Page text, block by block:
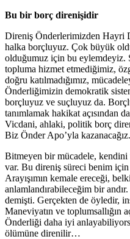
Bu bir borç direnişidir
Direniş Önderlerimizden Hayri
halka borçluyuz. Çok büyük
olduğumuz için bu eylemdeyiz.
topluma hizmet etmediğimiz,
doğru katılmadığımız,
Önderliğimizin demokratik
borçluyuz ve suçluyuz da.
tanımlamak hakikat açısından
Vicdani, ahlaki, politik borç
Biz Önder Apo’yla kazanacağız.
Bitmeyen bir mücadele, kendini
var. Bu direniş süreci benim
Arayışımın kemale ereceği,
anlamlandırabileceğim bir
demişti. Gerçekten de öyledir,
Maneviyatın ve toplumsallığın
Önderliği daha iyi
ölümüne direnilir…